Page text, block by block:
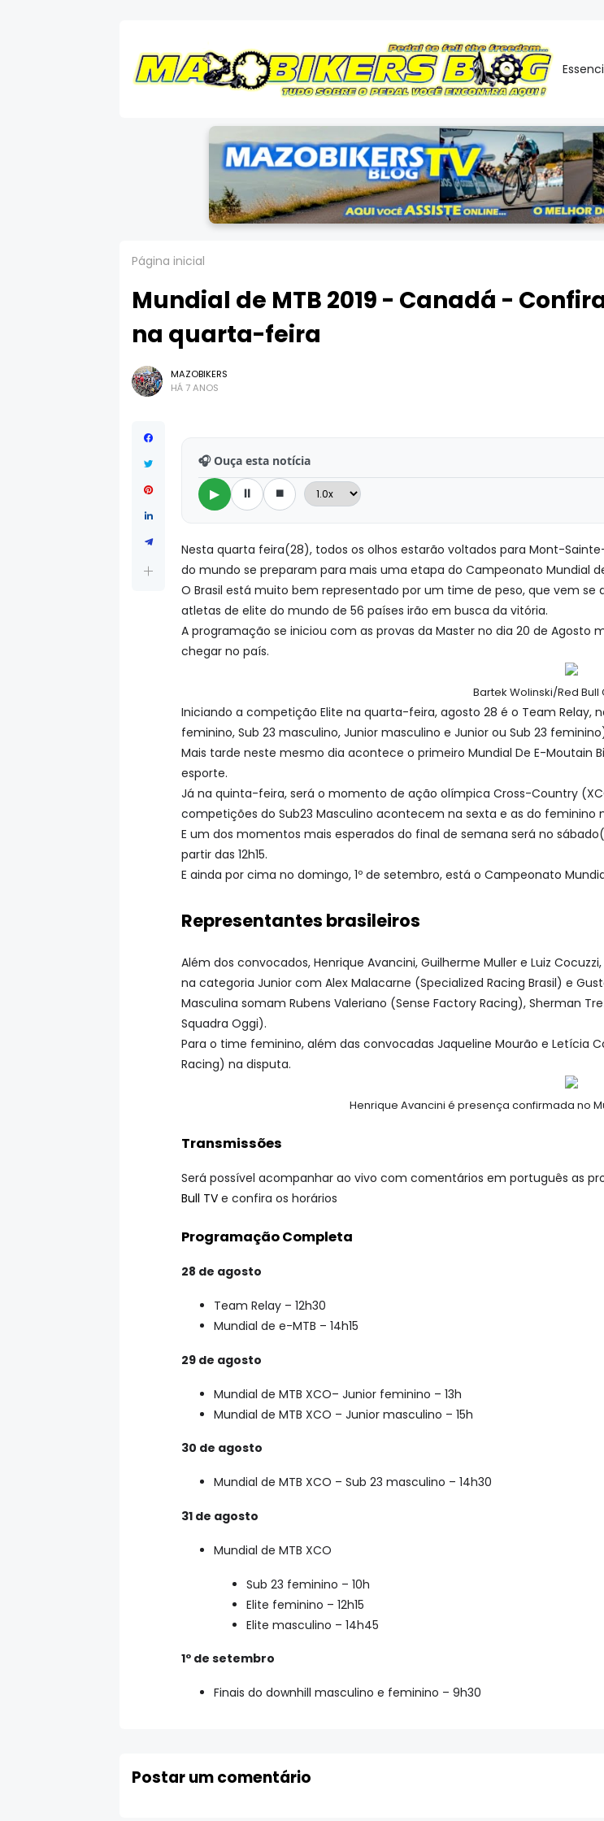
Página inicial
Mundial de MTB 2019 - Canadá -
na quarta-feira
MAZOBIKERS
HÁ 7 ANOS
🎧 Ouça esta notícia
▶ ⏸ ⏹
Nesta quarta feira(28), todos os olhos estarão voltados para Mont-
do mundo se preparam para mais uma etapa do Campeonato Mundial
O Brasil está muito bem representado por um time de peso, que vem
atletas de elite do mundo de 56 países irão em busca da vitória.
A programação se iniciou com as provas da Master no dia 20 de Agosto
chegar no país.
Bartek Wolinski/Red Bull
Iniciando a competição Elite na quarta-feira, agosto 28 é o Team Relay,
feminino, Sub 23 masculino, Junior masculino e Junior ou Sub 23
Mais tarde neste mesmo dia acontece o primeiro Mundial De E-
esporte.
Já na quinta-feira, será o momento de ação olímpica Cross-Country
competições do Sub23 Masculino acontecem na sexta e as do feminino
E um dos momentos mais esperados do final de semana será no
partir das 12h15.
E ainda por cima no domingo, 1º de setembro, está o Campeonato
Representantes brasileiros
Além dos convocados, Henrique Avancini, Guilherme Muller e Luiz
na categoria Junior com Alex Malacarne (Specialized Racing Brasil) e
Masculina somam Rubens Valeriano (Sense Factory Racing), Sherman
Squadra Oggi).
Para o time feminino, além das convocadas Jaqueline Mourão e Letícia
Racing) na disputa.
Henrique Avancini é presença confirmada no
Transmissões
Será possível acompanhar ao vivo com comentários em português as
Bull TV e confira os horários
Programação Completa
28 de agosto
Team Relay – 12h30
Mundial de e-MTB – 14h15
29 de agosto
Mundial de MTB XCO– Junior feminino – 13h
Mundial de MTB XCO – Junior masculino – 15h
30 de agosto
Mundial de MTB XCO – Sub 23 masculino – 14h30
31 de agosto
Mundial de MTB XCO
Sub 23 feminino – 10h
Elite feminino – 12h15
Elite masculino – 14h45
1º de setembro
Finais do downhill masculino e feminino – 9h30
Postar um comentário